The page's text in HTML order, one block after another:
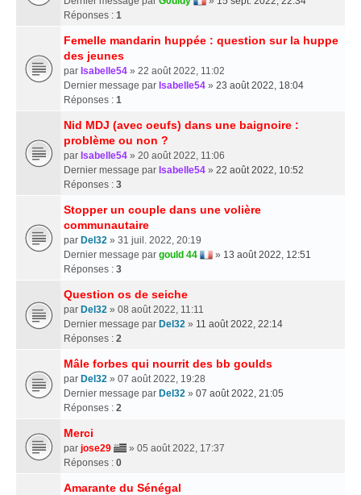
Réponses : 1
Femelle mandarin huppée : question sur la huppe
des jeunes
par Isabelle54 » 22 août 2022, 11:02
Dernier message par Isabelle54 » 23 août 2022, 18:04
Réponses : 1
Nid MDJ (avec oeufs) dans une baignoire :
problème ou non ?
par Isabelle54 » 20 août 2022, 11:06
Dernier message par Isabelle54 » 22 août 2022, 10:52
Réponses : 3
Stopper un couple dans une volière
communautaire
par Del32 » 31 juil. 2022, 20:19
Dernier message par gould 44 » 13 août 2022, 12:51
Réponses : 3
Question os de seiche
par Del32 » 08 août 2022, 11:11
Dernier message par Del32 » 11 août 2022, 22:14
Réponses : 2
Mâle forbes qui nourrit des bb goulds
par Del32 » 07 août 2022, 19:28
Dernier message par Del32 » 07 août 2022, 21:05
Réponses : 2
Merci
par jose29
» 05 août 2022, 17:37
Réponses : 0
Amarante du Sénégal